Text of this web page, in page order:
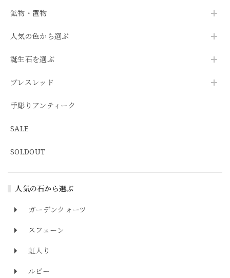
鉱物・置物
人気の色から選ぶ
誕生石を選ぶ
ブレスレッド
手彫りアンティーク
SALE
SOLDOUT
人気の石から選ぶ
ガーデンクォーツ
スフェーン
虹入り
ルビー